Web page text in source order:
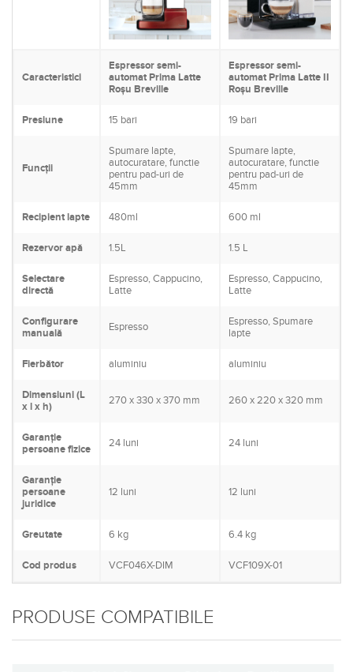
Caracteristici
Espressor semi-
automat Prima Latte
Roșu Breville
Espressor semi-
automat Prima Latte II
Roșu Breville
Presiune 15 bari 19 bari
Funcții
Spumare lapte,
autocuratare, functie
pentru pad-uri de
45mm
Spumare lapte,
autocuratare, functie
pentru pad-uri de
45mm
Recipient lapte 480ml 600 ml
Rezervor apă 1.5L 1.5 L
Selectare
directă
Espresso, Cappucino,
Latte
Espresso, Cappucino,
Latte
Configurare
manuală
Espresso
Espresso, Spumare
lapte
Fierbător aluminiu aluminiu
Dimensiuni (L
x l x h)
270 x 330 x 370 mm 260 x 220 x 320 mm
Garanție
persoane fizice
24 luni 24 luni
Garanție
persoane
juridice
12 luni 12 luni
Greutate 6 kg 6.4 kg
Cod produs VCF046X-DIM VCF109X-01
PRODUSE COMPATIBILE